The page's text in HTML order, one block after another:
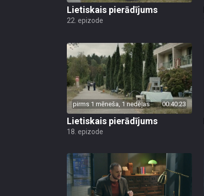
Lietiskais pierādījums
22. epizode
pirms 1 mēneša, 1 nedēļas 00:40:23
Lietiskais pierādījums
18. epizode